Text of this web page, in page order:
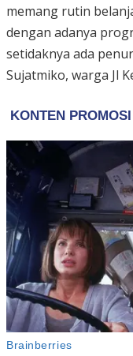
memang rutin
dengan adanya
setidaknya ada
Sujatmiko, warga Jl